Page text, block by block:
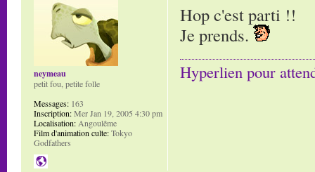
Hop c'est parti !!
Je prends.
Hyperlien pour
neymeau
petit fou, petite folle
Messages: 163
Inscription:Mer Jan 19, 2005 4:30 pm
Localisation: Angoulême
Film d'animation culte:Tokyo
Godfathers